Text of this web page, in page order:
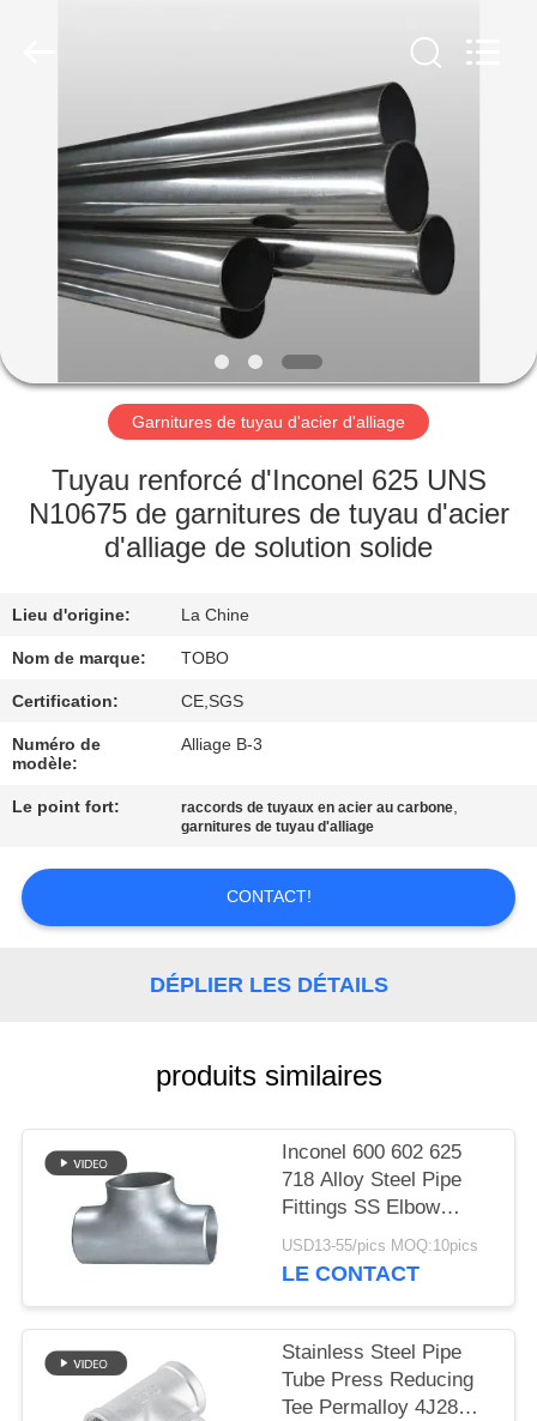
MAISON
PRODUITS
SUJET
DE
NOUS
VISITE
D'USINE
DE
QUALITÉ
CONTACTEZ-
NOUS
NOUVELLES
SITE
PRIVACY
POLICY
Garnitures de tuyau d'acier d'alliage
Tuyau renforcé d'Inconel 625 UNS
N10675 de garnitures de tuyau d'acier
d'alliage de solution solide
Lieu d'origine: La Chine
Nom de marque: TOBO
Certification: CE,SGS
Numéro de
modèle:
Alliage B-3
Le point fort: raccords de tuyaux en acier au carbone,
garnitures de tuyau d'alliage
CONTACT!
DÉPLIER LES DÉTAILS
produits similaires
Inconel 600 602 625
718 Alloy Steel Pipe
Fittings SS Elbow
Reducer Tee Cap
USD13-55/pics MOQ:10pics
LE CONTACT
Stainless Steel Pipe
Tube Press Reducing
Tee Permalloy 4J28